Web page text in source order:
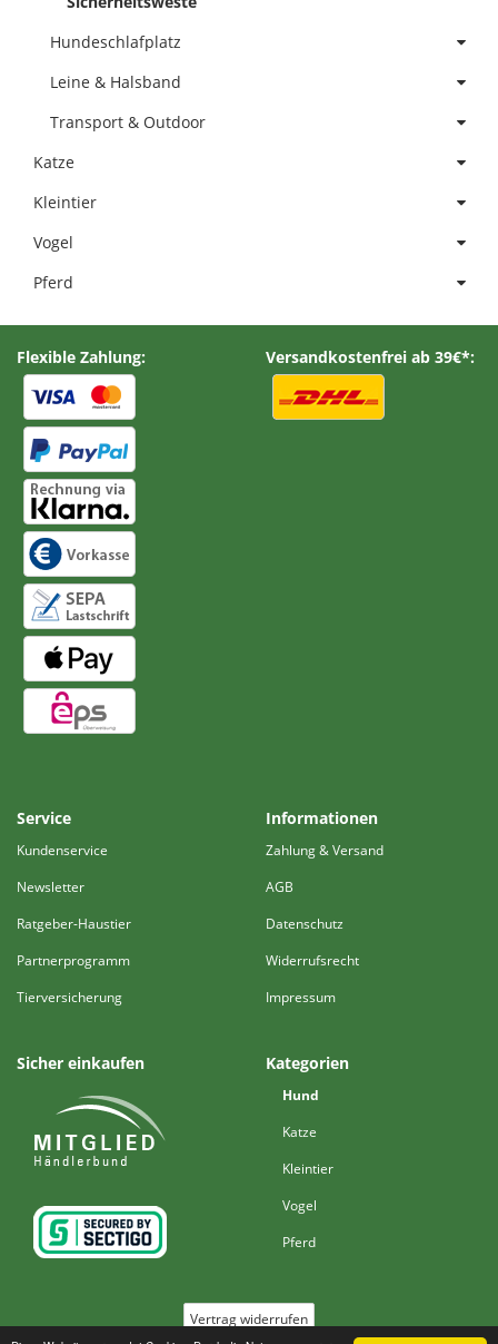
Hundeschlafplatz
Leine & Halsband
Transport & Outdoor
Katze
Kleintier
Vogel
Pferd
Flexible Zahlung: Versandkostenfrei ab 39€*:
Service
Kundenservice
Newsletter
Ratgeber-Haustier
Partnerprogramm
Tierversicherung
Informationen
Zahlung & Versand
AGB
Datenschutz
Widerrufsrecht
Impressum
Sicher einkaufen Kategorien
Hund
Katze
Kleintier
Vogel
Pferd
Vertrag widerrufen